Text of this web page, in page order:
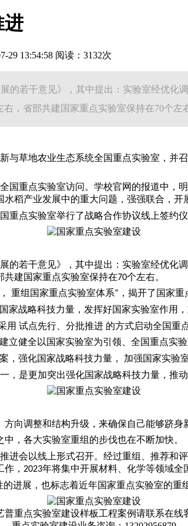
进
29 13:54:58 阅读：3132次
若干意见》，其中提出：实验室经优化
，省部共建国家重点实验室保持在70个左
与草地农业生态系统全国重点实验室，并
国重点实验室访问。学校官网的报道中，明
稻产业发展中的重大问题，强强联合，开
重点实验室举行了战略合作协议线上签约仪
的若干意见》，其中提出：实验室经优化
共建国家重点实验室保持在70个左右。
重组国家重点实验室体系” ，揭开了国家重
家战略科技力量，发挥好国家实验室作用
用 试点先行、分批推进 的方式启动全国重
建立健全以国家实验室为引领、全国重点实
，强化国家战略科技力量， 加强国家实验
，是更加突出强化国家战略科技力量，推
向调整和结构升级，来确保自己能够跻身
，各大实验室重组的步伐也在不断加快。
进会以线上形式召开。经过重组、推荐和
， 2023年将集中开展材料、化学等领域全
进展，也标志着近年国家重点实验室的重
普重点实验室建设样板工程案例请联系在线